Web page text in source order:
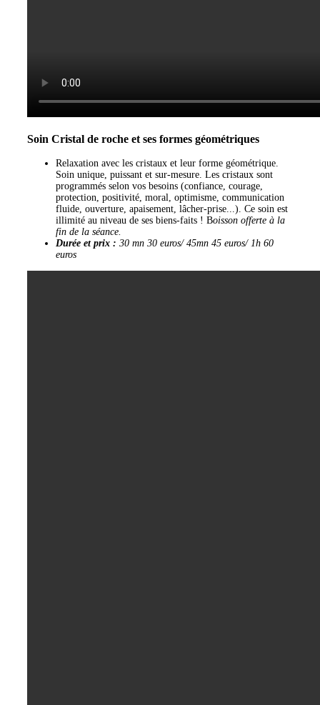
Soin Cristal de roche et ses formes géométriques
Relaxation avec les cristaux et leur forme géométrique.
Soin unique, puissant et sur-mesure. Les cristaux sont
programmés selon vos besoins (confiance, courage,
protection, positivité, moral, optimisme, communication
fluide, ouverture, apaisement, lâcher-prise...). Ce soin est
illimité au niveau de ses biens-faits ! Boisson offerte à la
fin de la séance.
Durée et prix : 30 mn 30 euros/ 45mn 45 euros/ 1h 60
euros